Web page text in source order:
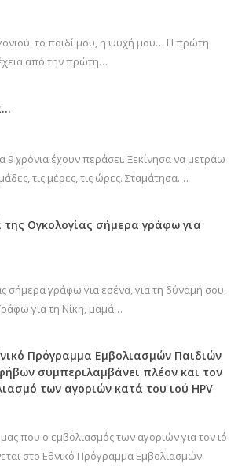
το παιδί μου, η ψυχή μου… Η πρώτη
από την πρώτη…
9 χρόνια έχουν περάσει. Ξεκίνησα να μετράω
τις μέρες, τις ώρες. Σταμάτησα.…
Ογκολογίας σήμερα γράφω για
σήμερα γράφω για εσένα, για τη δύναμή σου,
για τη Νίκη, μαμά…
Πρόγραμμα Εμβολιασμών Παιδιών
συμπεριλαμβάνει πλέον και τον
των αγοριών κατά του ιού HPV
που ο εμβολιασμός των αγοριών για τον ιό
στο Εθνικό Πρόγραμμα Εμβολιασμών